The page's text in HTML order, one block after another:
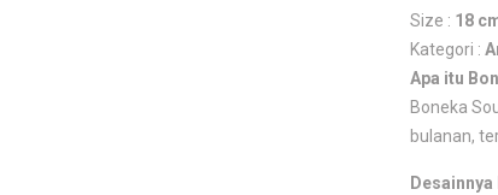
Size : 18
Kategori :
Apa itu
Boneka
bulanan,